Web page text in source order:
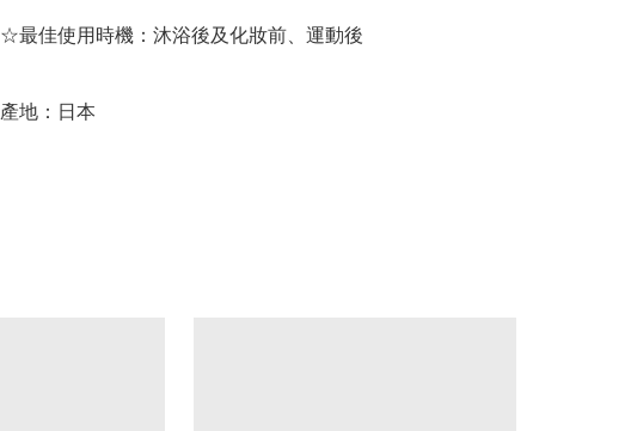
☆最佳使用時機：沐浴後及化妝前、運動後
產地：日本